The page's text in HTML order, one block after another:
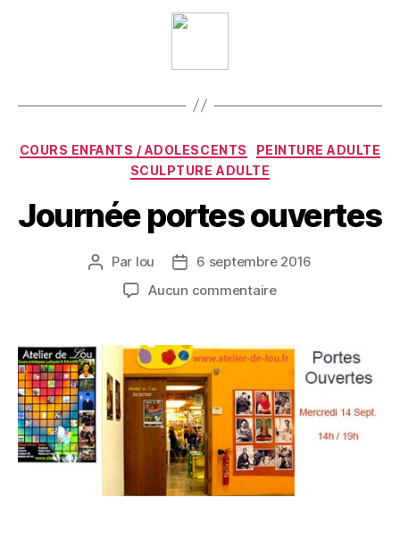
COURS ENFANTS / ADOLESCENTS
PEINTURE ADULTE
SCULPTURE ADULTE
Journée portes ouvertes
Par lou
6 septembre 2016
Aucun commentaire